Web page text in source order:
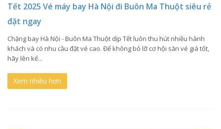
Tết 2025 Vé máy bay Hà Nội đi Buôn Ma Thuột siêu rẻ
đặt ngay
Chặng bay Hà Nội - Buôn Ma Thuột dịp Tết luôn thu hút nhiều hành
khách và có nhu cầu đặt vé cao. Để không bỏ lỡ cơ hội săn vé giá tốt,
hãy lên kế...
Xem nhiều hơn